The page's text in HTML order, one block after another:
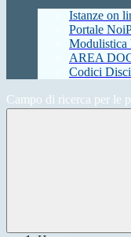
Istanze on
Portale
Modulistica
AREA
Codici
Campo di ricerca per le